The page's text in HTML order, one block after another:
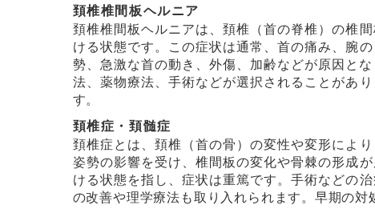
頚椎椎間板ヘルニア
頚椎椎間板ヘルニアは、頚椎（首の脊椎）の椎
ける状態です。この症状は通常、首の痛み、腕
勢、急激な首の動き、外傷、加齢などが原因と
法、薬物療法、手術などが選択されることがあ
す。
頚椎症・頚髄症
頚椎症とは、頚椎（首の骨）の変性や変形によ
姿勢の影響を受け、椎間板の変化や骨棘の形成
ける状態を指し、症状は重篤です。手術などの
の改善や理学療法も取り入れられます。早期の対